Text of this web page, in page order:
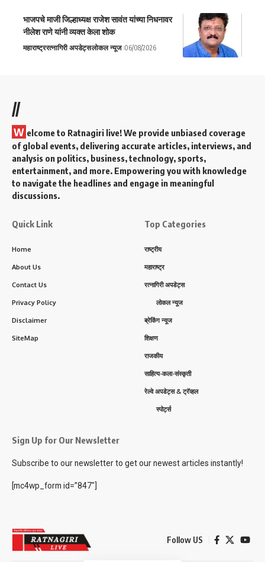
भाजपचे माजी जिल्हाध्यक्ष राजेश सावंत यांच्या निधनावर
नीलेश राणे यांनी व्यक्त केला शोक
महाराष्ट्ररत्नागिरी अपडेट्सलोकल न्यूज 06/08/2026
//
W elcome to Ratnagiri live! We provide unbiased coverage
of global events, delivering accurate articles, interviews, and
analysis on politics, business, technology, sports,
entertainment, and more. Empowering you with knowledge
to navigate the headlines and engage in meaningful
discussions.
Quick Link
Home
About Us
Contact Us
Privacy Policy
Disclaimer
SiteMap
Top Categories
राष्ट्रीय
महाराष्ट्र
रत्नागिरी अपडेट्स
लोकल न्यूज
ब्रेकिंग न्यूज
शिक्षण
राजकीय
साहित्य-कला-संस्कृती
रेल्वे अपडेट्स & ट्रॅव्हल
स्पोर्ट्स
Sign Up for Our Newsletter
Subscribe to our newsletter to get our newest articles instantly!
[mc4wp_form id=”847″]
Follow US